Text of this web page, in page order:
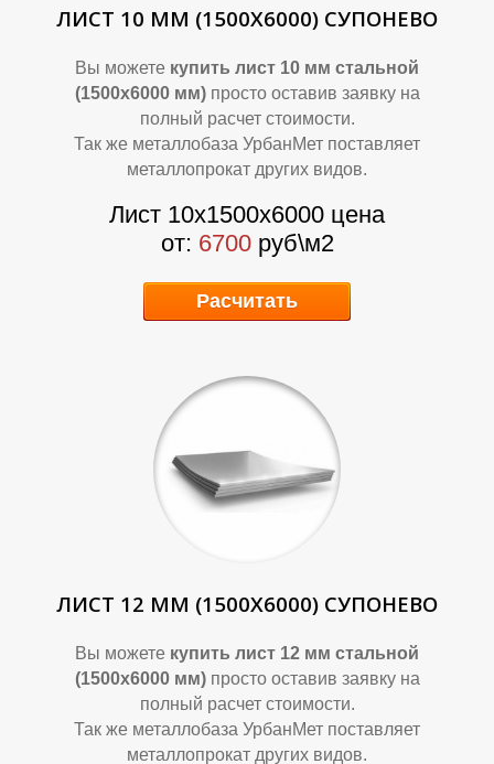
П
ЛИСТ 10 ММ (1500Х6000) СУПОНЕВО
Вы можете купить лист 10 мм стальной
(1500х6000 мм) просто оставив заявку на
полный расчет стоимости.
Так же металлобаза УрбанМет поставляет
металлопрокат других видов.
Лист 10х1500х6000 цена
от: 6700 руб\м2
Расчитать
ЛИСТ 12 ММ (1500Х6000) СУПОНЕВО
Вы можете купить лист 12 мм стальной
(1500х6000 мм) просто оставив заявку на
полный расчет стоимости.
Так же металлобаза УрбанМет поставляет
металлопрокат других видов.
П